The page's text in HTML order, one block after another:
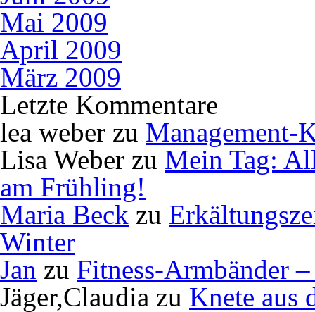
Mai 2009
April 2009
März 2009
Letzte Kommentare
lea weber zu Management-
Lisa Weber zu Mein Tag:
am Frühling!
Maria Beck zu
Winter
Jan zu Fitness-Armbänder
Jäger,Claudia zu Knete aus